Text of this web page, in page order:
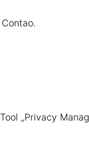
„Privacy